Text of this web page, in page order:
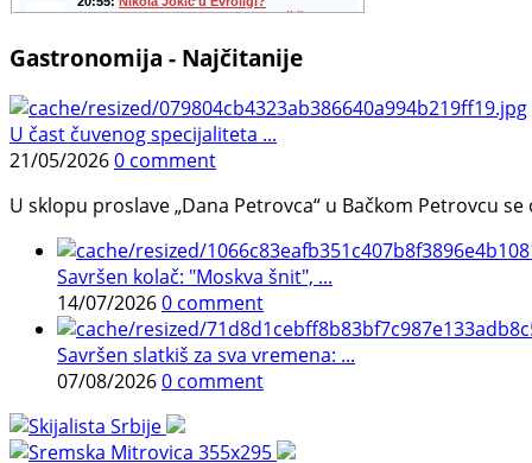
Gastronomija - Najčitanije
U čast čuvenog specijaliteta ...
21/05/20260 comment
U sklopu proslave „Dana Petrovca“ u Bačkom Petrovcu
Savršen kolač: "Moskva šnit", ...
14/07/20260 comment
Savršen slatkiš za sva vremena: ...
07/08/20260 comment